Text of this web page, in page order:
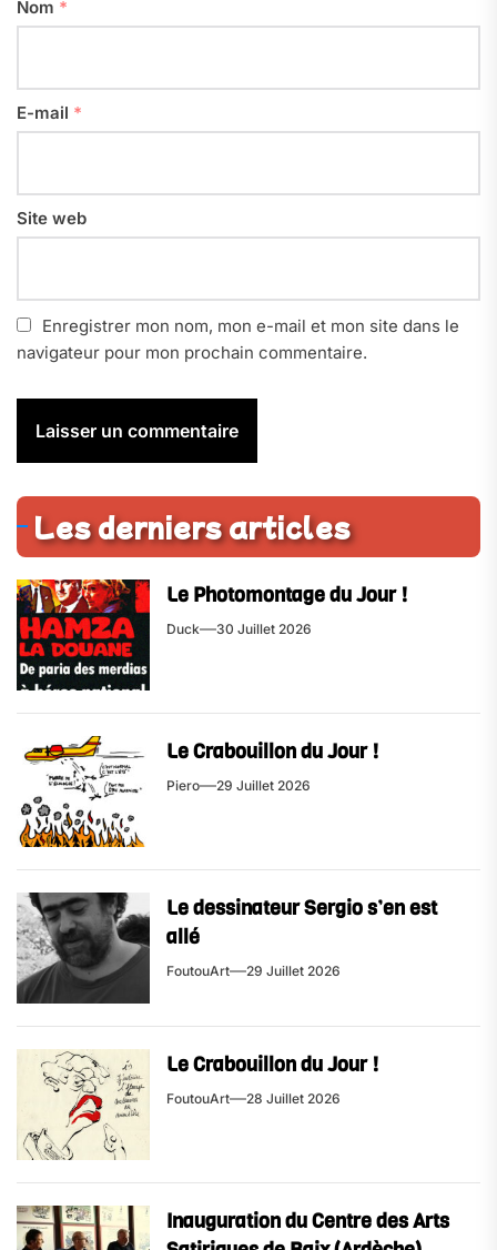
Nom *
E-mail *
Site web
Enregistrer mon nom, mon e-mail et mon site dans le
navigateur pour mon prochain commentaire.
Les derniers articles
Le Photomontage du Jour !
Duck 30 Juillet 2026
Le Crabouillon du Jour !
Piero 29 Juillet 2026
Le dessinateur Sergio s’en est
allé
FoutouArt 29 Juillet 2026
Le Crabouillon du Jour !
FoutouArt 28 Juillet 2026
Inauguration du Centre des Arts